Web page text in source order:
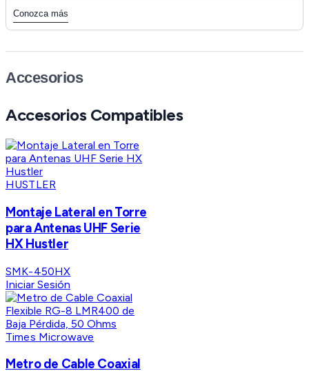
Conozca más
Accesorios
Accesorios Compatibles
HUSTLER
Montaje Lateral en Torre
para Antenas UHF Serie
HX Hustler
SMK-450HX
Iniciar Sesión
Times Microwave
Metro de Cable Coaxial